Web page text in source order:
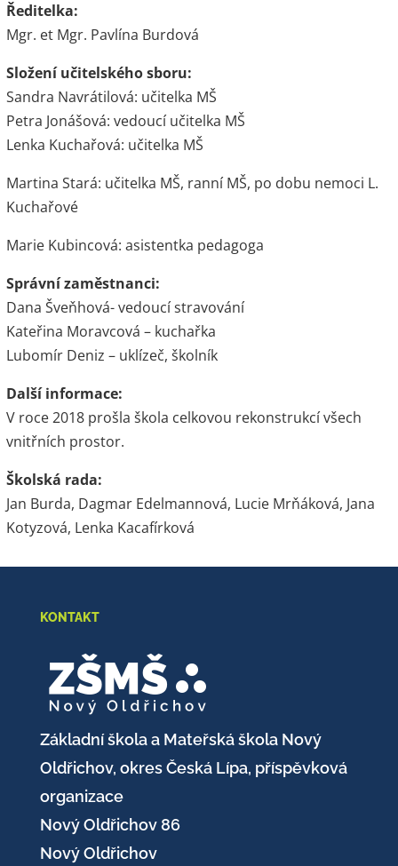
Ředitelka:
Mgr. et Mgr. Pavlína Burdová
Složení učitelského sboru:
Sandra Navrátilová: učitelka MŠ
Petra Jonášová: vedoucí učitelka MŠ
Lenka Kuchařová: učitelka MŠ
Martina Stará: učitelka MŠ, ranní MŠ, po dobu nemoci L.
Kuchařové
Marie Kubincová: asistentka pedagoga
Správní zaměstnanci:
Dana Šveňhová- vedoucí stravování
Kateřina Moravcová – kuchařka
Lubomír Deniz – uklízeč, školník
Další informace:
V roce 2018 prošla škola celkovou rekonstrukcí všech
vnitřních prostor.
Školská rada:
Jan Burda, Dagmar Edelmannová, Lucie Mrňáková, Jana
Kotyzová, Lenka Kacafírková
KONTAKT
Základní škola a Mateřská škola Nový
Oldřichov, okres Česká Lípa, příspěvková
organizace
Nový Oldřichov 86
Nový Oldřichov